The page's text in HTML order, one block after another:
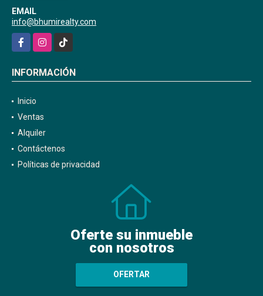
EMAIL
info@bhumirealty.com
FacebookInstagramTikTok
INFORMACIÓN
Inicio
Ventas
Alquiler
Contáctenos
Políticas de privacidad
Oferte su inmueble
con nosotros
OFERTAR